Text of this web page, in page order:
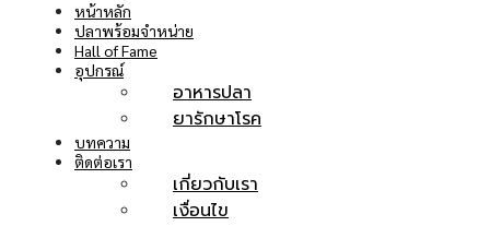
หน้าหลัก
ปลาพร้อมจำหน่าย
Hall of Fame
อุปกรณ์
อาหารปลา
ยารักษาโรค
บทความ
ติดต่อเรา
เกี่ยวกับเรา
เงื่อนไข